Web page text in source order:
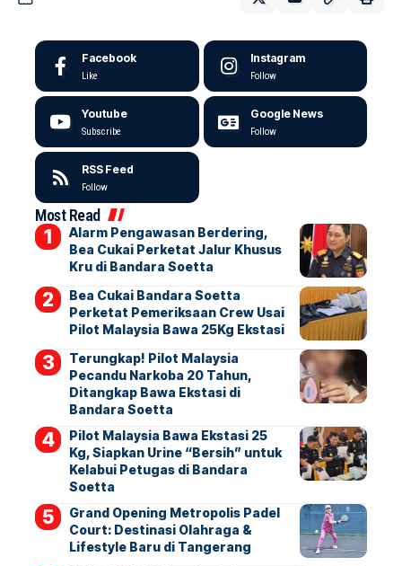
Facebook
Like
Instagram
Follow
Youtube
Subscribe
Google News
Follow
RSS Feed
Follow
Most Read
Alarm Pengawasan Berdering,
Bea Cukai Perketat Jalur Khusus
Kru di Bandara Soetta
Bea Cukai Bandara Soetta
Perketat Pemeriksaan Crew Usai
Pilot Malaysia Bawa 25Kg Ekstasi
Terungkap! Pilot Malaysia
Pecandu Narkoba 20 Tahun,
Ditangkap Bawa Ekstasi di
Bandara Soetta
Pilot Malaysia Bawa Ekstasi 25
Kg, Siapkan Urine “Bersih” untuk
Kelabui Petugas di Bandara
Soetta
Grand Opening Metropolis Padel
Court: Destinasi Olahraga &
Lifestyle Baru di Tangerang